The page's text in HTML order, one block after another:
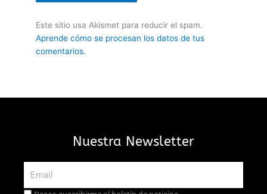
Este sitio usa Akismet para reducir el spam.
Aprende cómo se procesan los datos de tus
comentarios.
Nuestra Newsletter